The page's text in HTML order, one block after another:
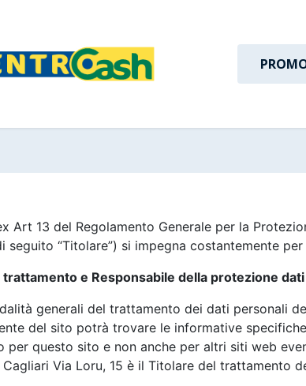
13 del Regolamento Generale per la
seguito “Titolare”) si impegna costantemente
e Responsabile della protezione dati
generali del trattamento dei dati personali
del sito potrà trovare le informative
per questo sito e non anche per altri siti web
Cagliari Via Loru, 15 è il Titolare del